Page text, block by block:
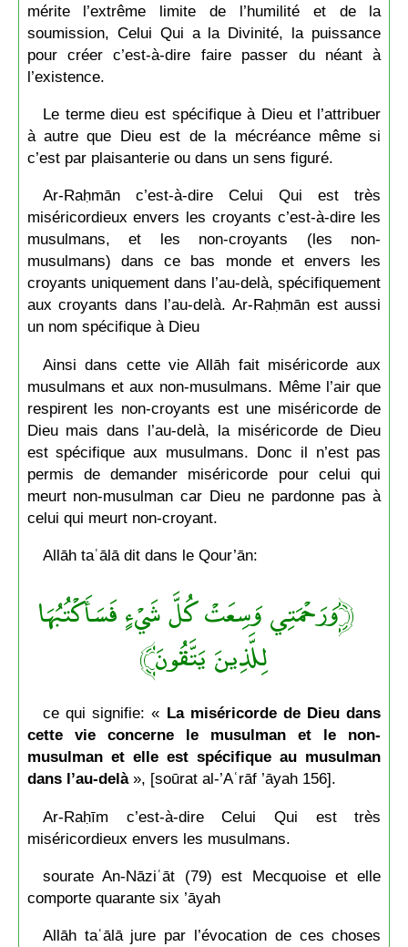
mérite l’extrême limite de l’humilité et de la
soumission, Celui Qui a la Divinité, la puissance
pour créer c’est-à-dire faire passer du néant à
l’existence.
Le terme dieu est spécifique à Dieu et l’attribuer
à autre que Dieu est de la mécréance même si
c’est par plaisanterie ou dans un sens figuré.
Ar-Raḥmān c’est-à-dire Celui Qui est très
miséricordieux envers les croyants c’est-à-dire les
musulmans, et les non-croyants (les non-
musulmans) dans ce bas monde et envers les
croyants uniquement dans l’au-delà, spécifiquement
aux croyants dans l’au-delà. Ar-Raḥmān est aussi
un nom spécifique à Dieu
Ainsi dans cette vie Allāh fait miséricorde aux
musulmans et aux non-musulmans. Même l’air que
respirent les non-croyants est une miséricorde de
Dieu mais dans l’au-delà, la miséricorde de Dieu
est spécifique aux musulmans. Donc il n’est pas
permis de demander miséricorde pour celui qui
meurt non-musulman car Dieu ne pardonne pas à
celui qui meurt non-croyant.
Allāh taʿālā dit dans le Qour’ān:
﴿وَرَحْمَتِي وَسِعَتْ كُلَّ شَيْءٍ فَسَأَكْتُبُهَا
لِلَّذِينَ يَتَّقُونَ﴾
ce qui signifie: « La miséricorde de Dieu dans
cette vie concerne le musulman et le non-
musulman et elle est spécifique au musulman
dans l’au-delà», [soūrat al-’Aʿrāf ’āyah 156].
Ar-Raḥīm c’est-à-dire Celui Qui est très
miséricordieux envers les musulmans.
sourate An-Nāziʿāt (79) est Mecquoise et elle
comporte quarante six ’āyah
Allāh taʿālā jure par l’évocation de ces choses